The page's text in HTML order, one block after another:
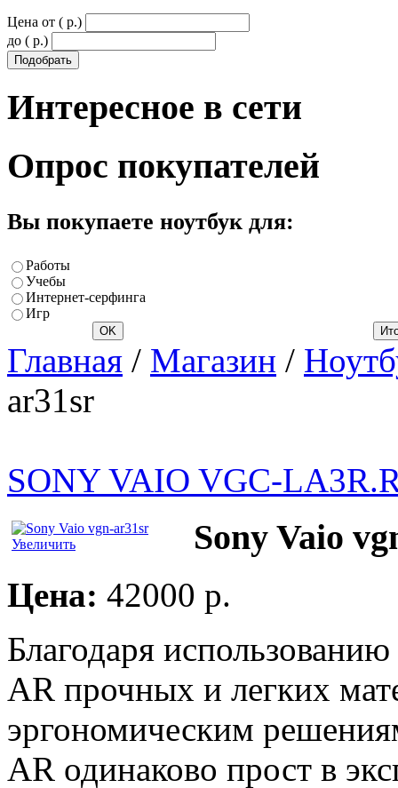
Цена от ( p.)
до ( p.)
Интересное в сети
Опрос покупателей
Вы покупаете ноутбук для:
Работы
Учебы
Интернет-серфинга
Игр
Главная / Магазин /
ar31sr
SONY VAIO VGC-
Увеличить Sony Vaio
Цена: 42000 p.
Благодаря
AR прочных и легких
эргономическим
AR одинаково прост в